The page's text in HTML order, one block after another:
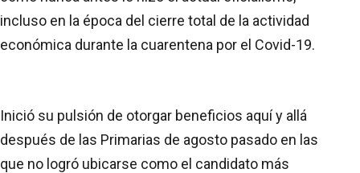
incluso en la época del cierre total de la actividad
económica durante la cuarentena por el Covid-19.
Inició su pulsión de otorgar beneficios aquí y allá
después de las Primarias de agosto pasado en las
que no logró ubicarse como el candidato más